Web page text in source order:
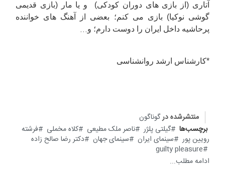
آتاری (از بازی های دوران کودکی) و یا مار (بازی قدیمی
گوشی نوکیا) بازی می کنم؛ بعضی از آهنگ های خواننده
پرحاشیه داخل ایران را دوست دارم؛ و...
*کارشناس ارشد روانشناسی
منتشرشده درگوناگون
برچسب‌ها
گیلتی پلژر ناصر ملک مطیعی کلاه مخملی
فرشته
رویین پور
سینمای ایران سینمای جهان
دکتر رضا صالح زاده
guilty pleasure
ادامه مطلب...